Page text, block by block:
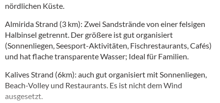
nördlichen Küste.
Almirida Strand (3 km): Zwei Sandstrände von einer felsigen
Halbinsel getrennt. Der größere ist gut organisiert
(Sonnenliegen, Seesport-Aktivitäten, Fischrestaurants, Cafés)
und hat flache transparente Wasser; Ideal für Familien.
Kalives Strand (6km): auch gut organisiert mit Sonnenliegen,
Beach-Volley und Restaurants. Es ist nicht dem Wind
ausgesetzt.